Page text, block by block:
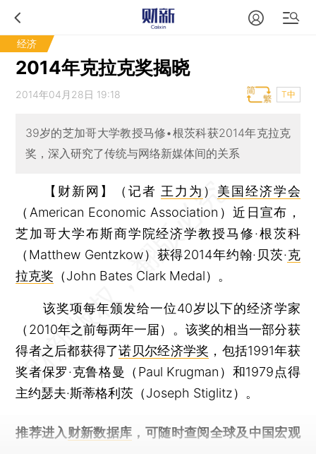
经济
2014年克拉克奖揭晓
2014年04月28日 19:18 T中
39岁的芝加哥大学教授马修•根茨科获2014年克拉克
奖，深入研究了传统与网络新媒体间的关系
【财新网】（记者 王力为 ） 美国经济学会
（American Economic Association）近日宣布，
芝加哥大学布斯商学院经济学教授马修·根茨科
（Matthew Gentzkow）获得2014年约翰·贝茨·克
拉克奖 （John Bates Clark Medal）。
该奖项每年颁发给一位40岁以下的经济学家
（2010年之前每两年一届）。该奖的相当一部分获
得者之后都获得了诺贝尔经济学奖 ，包括1991年获
奖者保罗·克鲁格曼（Paul Krugman）和1979点得
主约瑟夫·斯蒂格利茨（Joseph Stiglitz）。
推荐进入 财新数据库 ，可随时查阅全球及中国宏观